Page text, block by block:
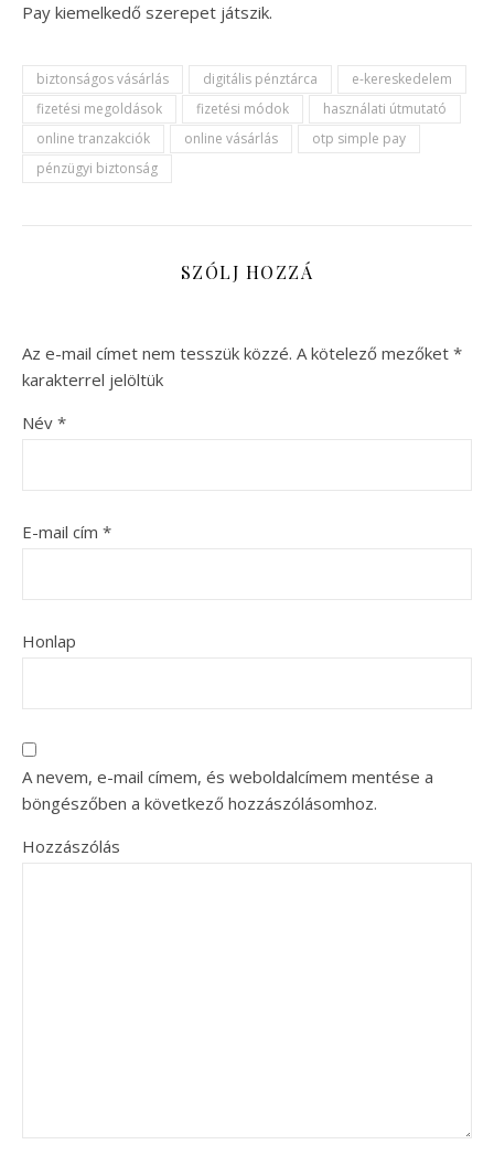
Pay kiemelkedő szerepet játszik.
biztonságos vásárlás digitális pénztárca
e-kereskedelem
fizetési megoldások
fizetési módok
használati útmutató
online tranzakciók
online vásárlás
otp simple pay
pénzügyi biztonság
SZÓLJ HOZZÁ
Az e-mail címet nem tesszük közzé. A kötelező mezőket *
karakterrel jelöltük
Név *
E-mail cím *
Honlap
A nevem, e-mail címem, és weboldalcímem mentése a
böngészőben a következő hozzászólásomhoz.
Hozzászólás